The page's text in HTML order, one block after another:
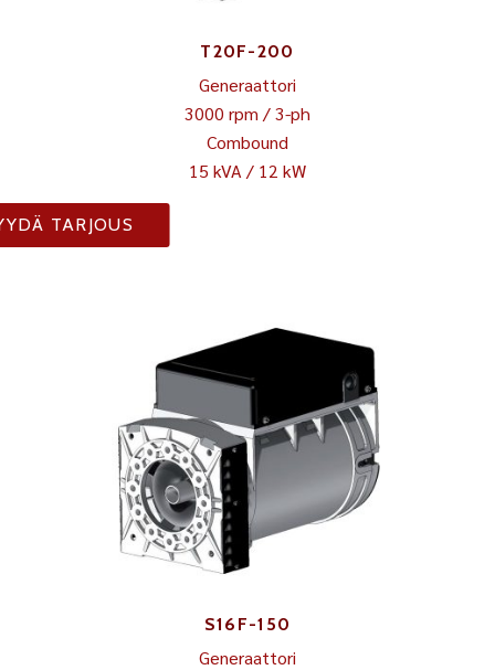
T20F-200
Generaattori
3000 rpm / 3-ph
Combound
15 kVA / 12 kW
TARJOUS
S16F-150
Generaattori